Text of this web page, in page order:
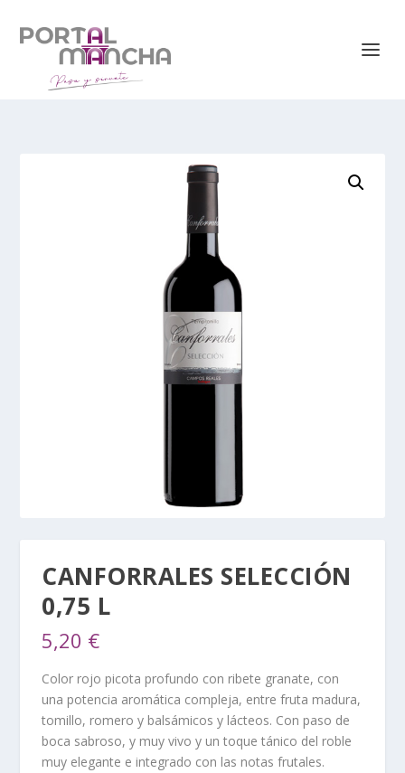
CANFORRALES SELECCIÓN
0,75 L
5,20 €
Color rojo picota profundo con ribete granate, con
una potencia aromática compleja, entre fruta madura,
tomillo, romero y balsámicos y lácteos. Con paso de
boca sabroso, y muy vivo y un toque tánico del roble
muy elegante e integrado con las notas frutales.